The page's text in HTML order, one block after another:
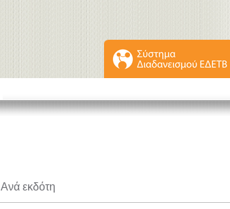
Ανά εκδότη